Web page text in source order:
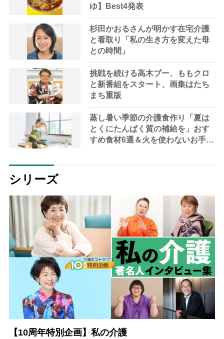
ゆ】Best4発表
杉田かおるさんが明かす在宅介護
と看取り「私の生き方を変えた母
との時間」
挑戦を続ける高木ブー、ももクロ
と新番組をスタート、画集はたち
まち重版
蒸し暑い季節の介護食作り「夏は
とくにたんぱく質の補給を」おす
すめ食材6選＆火を使わないお手軽
シリーズ
【10周年特別企画】私の介護